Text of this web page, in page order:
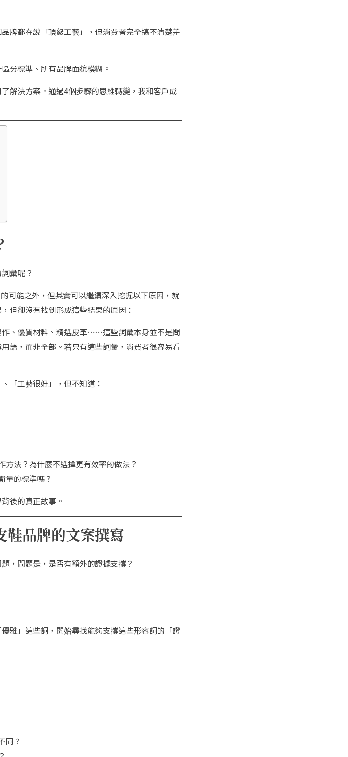
牌都在說「頂級工藝」，但消費者完全搞不清楚差
分標準、所有品牌面貌模糊。
解決方案。通過4個步驟的思維轉變，我和客戶成
彙呢？
可能之外，但其實可以繼續深入挖掘以下原因，就
但卻沒有找到形成這些結果的原因：
、優質材料、精選皮革⋯⋯這些詞彙本身並不是問
語，而非全部。若只有這些詞彙，消費者很容易看
「工藝很好」，但不知道：
方法？為什麼不選擇更有效率的做法？
量的標準嗎？
後的真正故事。
鞋品牌的文案撰寫
，問題是，是否有額外的證據支撐？
雅」這些詞，開始尋找能夠支撐這些形容詞的「證
同？